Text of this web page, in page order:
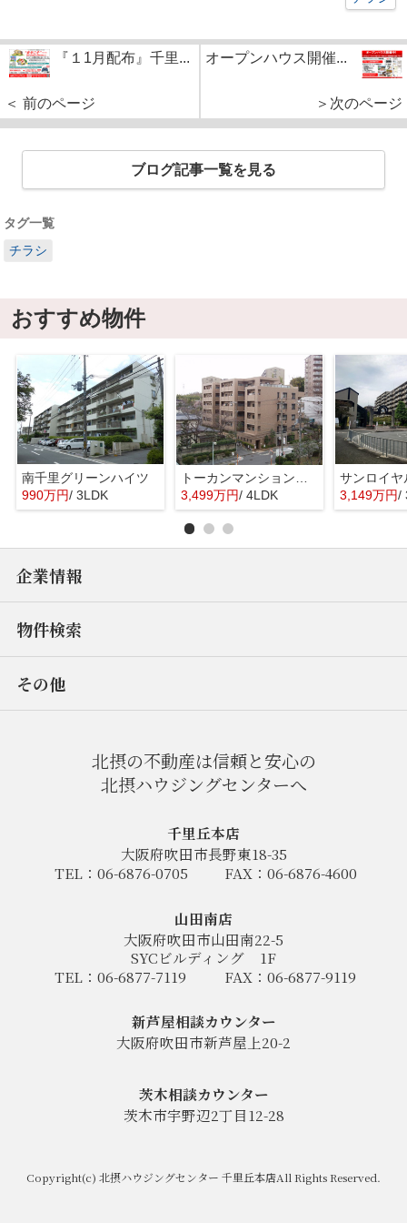
『１1月配布』千里...
＜ 前のページ
オープンハウス開催...
＞次のページ
ブログ記事一覧を見る
タグ一覧
チラシ
おすすめ物件
南千里グリーンハイツ
990万円/ 3LDK
トーカンマンション千里五月が丘
3,499万円/ 4LDK 3,149万円/
企業情報
物件検索
その他
北摂の不動産は信頼と安心の
北摂ハウジングセンターへ
千里丘本店
大阪府吹田市長野東18-35
TEL：06-6876-0705
FAX：06-6876-4600
山田南店
大阪府吹田市山田南22-5
SYCビルディング
1F
TEL：06-6877-7119
FAX：06-6877-9119
新芦屋相談カウンター
大阪府吹田市新芦屋上20-2
茨木相談カウンター
茨木市宇野辺2丁目12-28
Copyright(c) 北摂ハウジングセンター 千里丘本店All Rights Reserved.